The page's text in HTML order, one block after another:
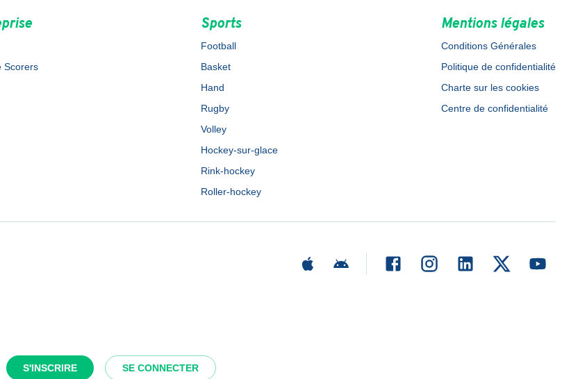
S'INSCRIRE SE CONNECTER
Scorers
Sports
Football
Basket
Hand
Rugby
Volley
Hockey-sur-glace
Rink-hockey
Roller-hockey
Mentions légales
Conditions Générales
Politique de confidentialité
Charte sur les cookies
Centre de confidentialité